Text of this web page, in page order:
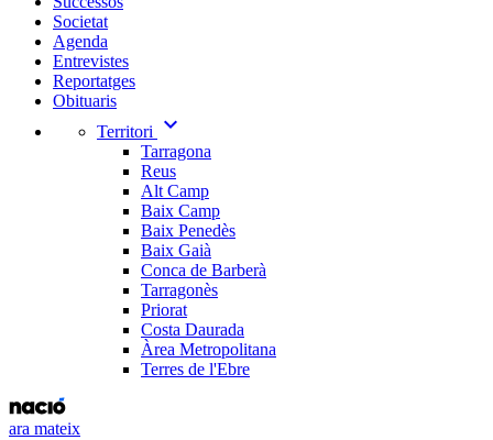
Societat
Agenda
Entrevistes
Reportatges
Obituaris
Territori
expand_more
Tarragona
Reus
Alt Camp
Baix Camp
Baix Penedès
Baix Gaià
Conca de Barberà
Tarragonès
Priorat
Costa Daurada
Àrea Metropolitana
Terres de l'Ebre
ara mateix